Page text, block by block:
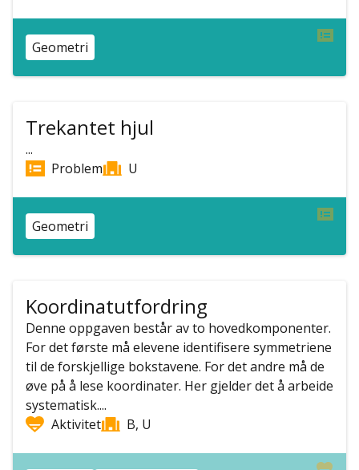
Geometri
Trekantet hjul
...
Problem
U
Geometri
Koordinatutfordring
Denne oppgaven består av to hovedkomponenter.
For det første må elevene identifisere symmetriene
til de forskjellige bokstavene. For det andre må de
øve på å lese koordinater. Her gjelder det å arbeide
systematisk....
Aktivitet
B, U